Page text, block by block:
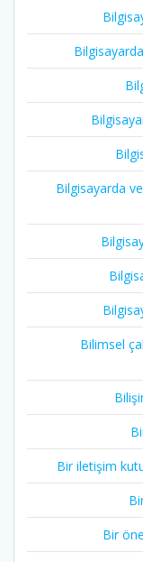
Bilgisayarda
Bilimsel
Bir iletişim
Bir